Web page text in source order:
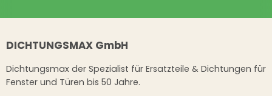
DICHTUNGSMAX GmbH
Dichtungsmax der Spezialist für Ersatzteile & Dichtungen für
Fenster und Türen bis 50 Jahre.